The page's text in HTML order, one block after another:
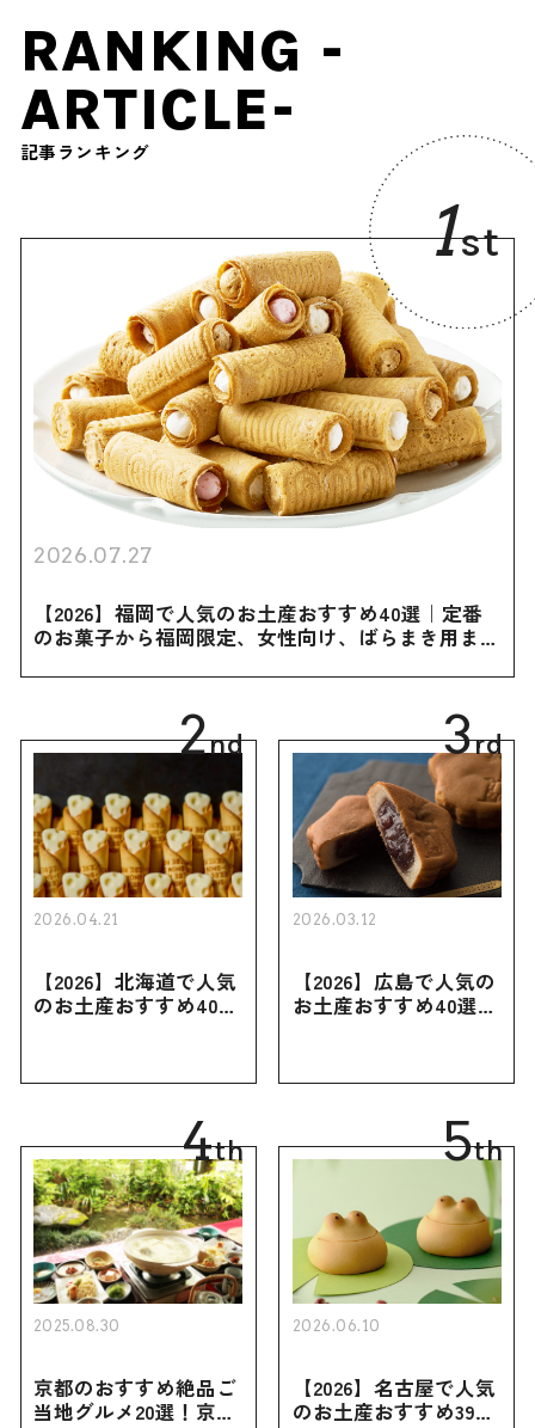
RANKING -
ARTICLE-
記事ランキング
1st
2026.07.27
【2026】福岡で人気のお土産おすすめ40選｜定番
のお菓子から福岡限定、女性向け、ばらまき用まで
2nd
2026.04.21
【2026】北海道で人気
のお土産おすすめ40選
買えない限定品、女性
3rd
2026.03.12
【2026】広島で人気の
お土産おすすめ40選｜
き用、女性向けまで幅
4th
2025.08.30
京都のおすすめ絶品ご
当地グルメ20選！京都
5th
2026.06.10
【2026】名古屋で人気
のお土産おすすめ39選